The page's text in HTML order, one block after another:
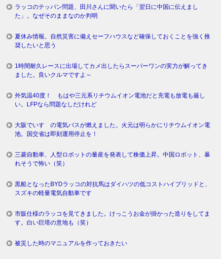
ラッコのテッパン問題、田川さんに聞いたら「翌日に中国に伝えまし
た」。なぜそのままなのか判明
夏休み情報。自然災害に備えセーフハウスなど確保しておくことを強く推
奨したいと思う
1時間耐久レースに出場してカメ出したらスーパーワンの実力が解ってき
ました。良いクルマですよ～
外気温40度！ もはや三元系リチウムイオン電池だと充電も放電も厳し
い。LFPなら問題なしだけれど
大阪でいすゞの電気バスが燃えました。火元は明らかにリチウムイオン電
池。国交省は即刻運用停止を！
三菱自動車、人型ロボットの量産を発表して株価上昇。中国ロボット、暴
れそうで怖い（笑）
黒船となったBYDラッコの対抗馬はダイハツの低コストハイブリッドと、
スズキの軽量電気自動車です
市販仕様のラッコを見てきました。けっこうお金が掛かった造りをしてま
す。白い巨塔の意地も（笑）
被災した時のマニュアルを作っておきたい